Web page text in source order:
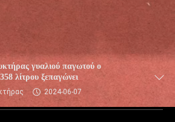
γυαλιού παγωτού ο
λίτρου ξεπαγώνει
2024-06-07